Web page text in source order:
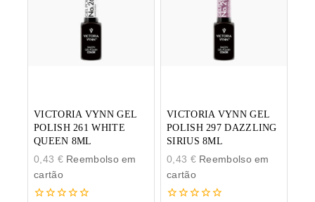
VICTORIA VYNN GEL
POLISH 261 WHITE
QUEEN 8ML
0,43 €Reembolso em
cartão
VICTORIA VYNN GEL
POLISH 297 DAZZLING
SIRIUS 8ML
0,43 €Reembolso em
cartão